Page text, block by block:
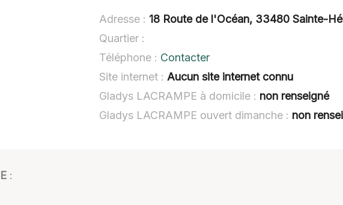
Adresse : 18 Route de l'Océan, 33480 Sainte-
Quartier :
Téléphone : Contacter
Site internet : Aucun site internet connu
Gladys LACRAMPE à domicile : non renseigné
Gladys LACRAMPE ouvert dimanche : non
: